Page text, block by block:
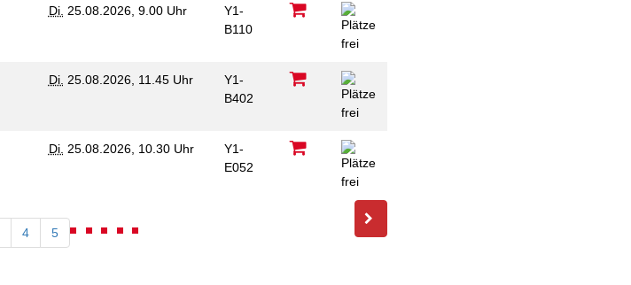
Di. 25.08.2026, 9.00 Uhr
Y1-
B110
Di. 25.08.2026, 11.45 Uhr
Y1-
B402
Di. 25.08.2026, 10.30 Uhr
Y1-
E052
4 5